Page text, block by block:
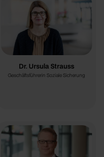
Dr. Ursula Strauss
Geschäftsführerin Soziale Sicherung